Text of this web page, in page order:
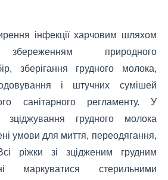
інфекції харчовим шляхом
збереженням природного
зберігання грудного молока,
і штучних сумішей
санітарного регламенту. У
грудного молока
умови для миття, переодягання,
ріжки зі зцідженим грудним
маркуватися стерильними